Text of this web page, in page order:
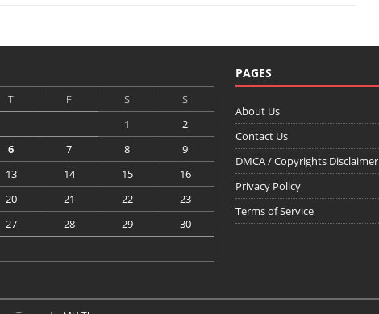
T F S
S
1
2
6 7 8
9
13 14 15
16
20 21 22
23
27 28 29
30
PAGES
About Us
Contact Us
DMCA / Copyrights Disclaimer
Privacy Policy
Terms of Service